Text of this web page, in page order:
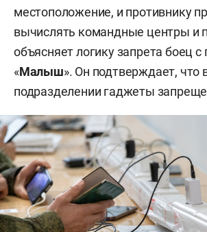
местоположение, и противнику
вычислять командные центры и
объясняет логику запрета боец
«Малыш». Он подтверждает, что
подразделении гаджеты